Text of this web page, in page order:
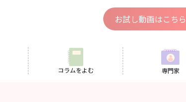
お試し動画はこちら
コラムをよむ 専門家